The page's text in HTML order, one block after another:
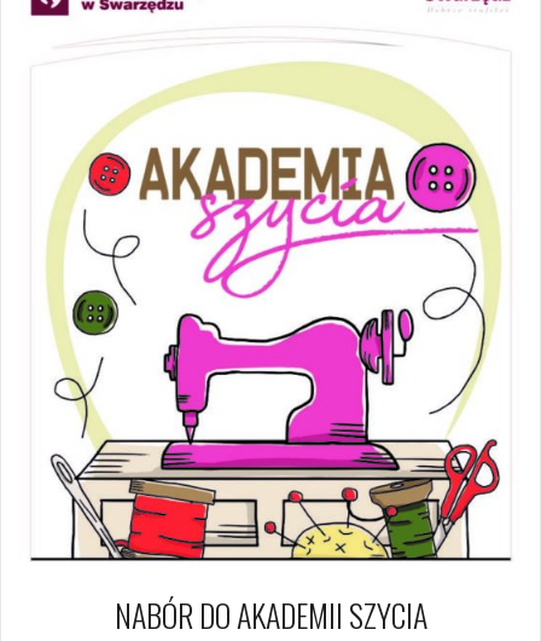
NABÓR DO AKADEMII SZYCIA